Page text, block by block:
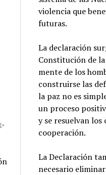
violencia que
futuras.
La declaración
Constitución de la
mente de los
construirse las
la paz no es
un proceso
y se resuelvan
cooperación.
La Declaración
necesario